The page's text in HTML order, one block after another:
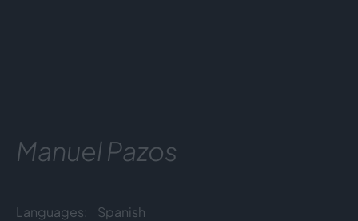
Manuel Pazos
Languages: Spanish